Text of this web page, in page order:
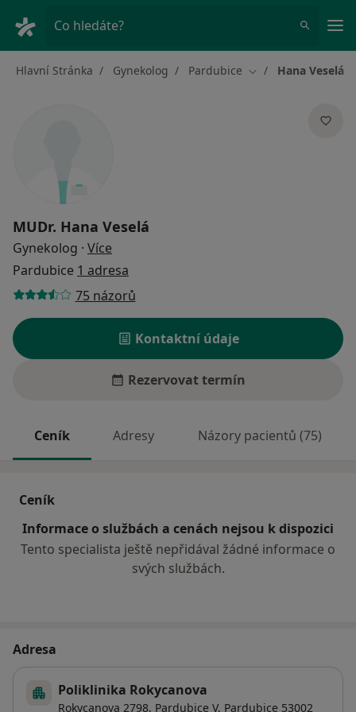
Co hledáte?
Hlavní Stránka Gynekolog Pardubice Změna města
Hana Veselá
MUDr. Hana Veselá
Gynekolog · Více
Pardubice 1 adresa
75 názorů
Kontaktní údaje
Rezervovat termín
Ceník Adresy Názory pacientů (75)
Ceník
Informace o službách a cenách nejsou k dispozici
Tento specialista ještě nepřidával žádné informace o
svých službách.
Adresa
Poliklinika Rokycanova
Rokycanova 2798, Pardubice V, Pardubice 53002